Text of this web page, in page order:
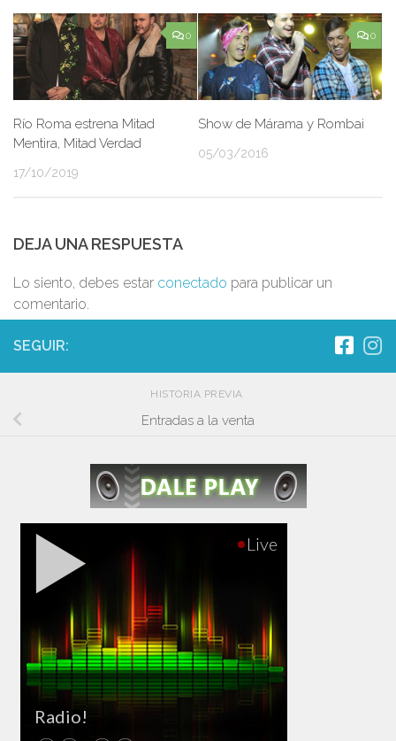
0
Río Roma estrena Mitad
Mentira, Mitad Verdad
17/10/2019
0
Show de Márama y Rombai
05/03/2016
DEJA UNA RESPUESTA
Lo siento, debes estar conectado para publicar un
comentario.
SEGUIR:
HISTORIA PREVIA
Entradas a la venta